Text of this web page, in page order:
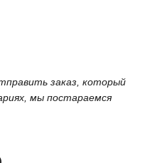
заказ, который
мы постараемся